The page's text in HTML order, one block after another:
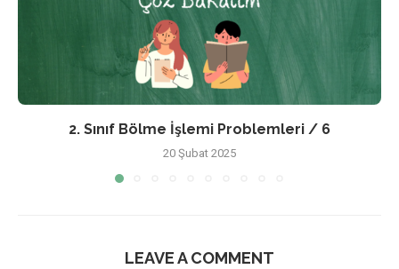
2. Sınıf Bölme İşlemi Problemleri / 6
20 Şubat 2025
LEAVE A COMMENT